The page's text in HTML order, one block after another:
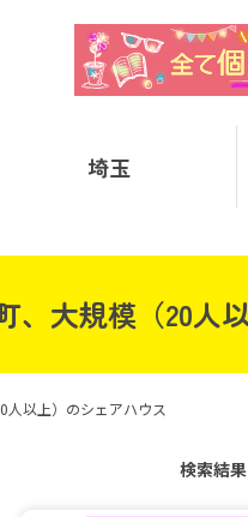
埼玉
、大規模（20人
人以上）のシェアハウス
検索結果